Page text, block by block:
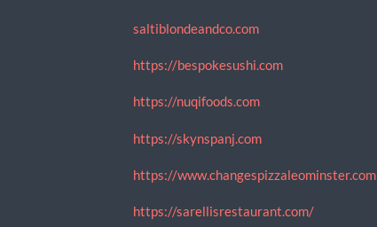
saltiblondeandco.com
https://bespokesushi.com
https://nuqifoods.com
https://skynspanj.com
https://www.changespizzaleominster.com
https://sarellisrestaurant.com/